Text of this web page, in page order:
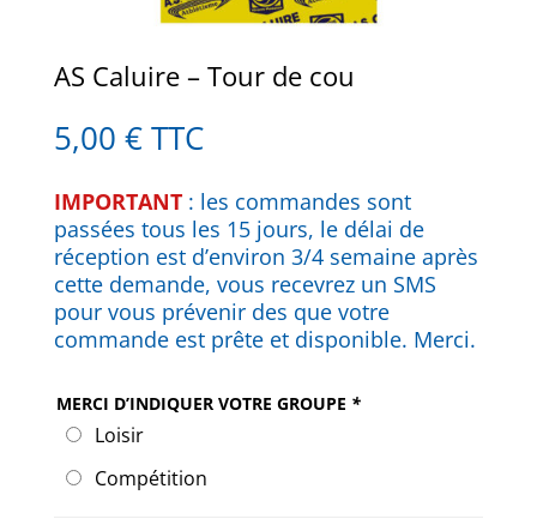
AS Caluire – Tour de cou
5,00 € TTC
IMPORTANT: les commandes sont
passées tous les 15 jours, le délai de
réception est d’environ 3/4 semaine après
cette demande, vous recevrez un SMS
pour vous prévenir des que votre
commande est prête et disponible. Merci.
MERCI D’INDIQUER VOTRE GROUPE *
Loisir
Compétition